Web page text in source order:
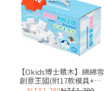
【Okids博士積木】綿綿雪
創意王國(附17款模具+感